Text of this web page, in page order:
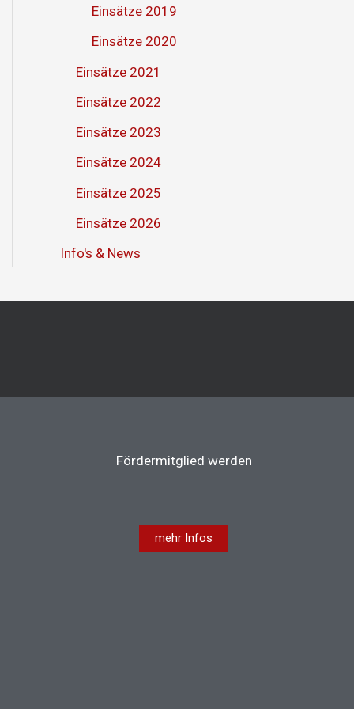
Einsätze 2019
Einsätze 2020
Einsätze 2021
Einsätze 2022
Einsätze 2023
Einsätze 2024
Einsätze 2025
Einsätze 2026
Info's & News
Fördermitglied werden
mehr Infos